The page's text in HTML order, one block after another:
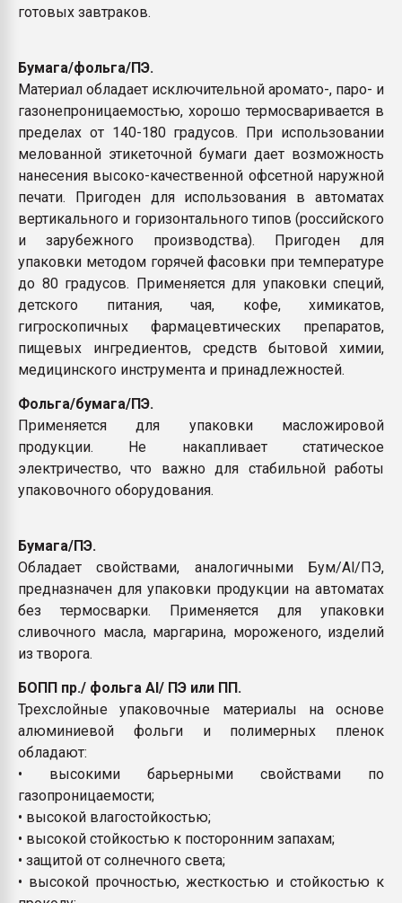
готовых завтраков.
Бумага/фольга/ПЭ.
Материал обладает исключительной аромато-, паро- и
газонепроницаемостью, хорошо термосваривается в
пределах от 140-180 градусов. При использовании
мелованной этикеточной бумаги дает возможность
нанесения высоко-качественной офсетной наружной
печати. Пригоден для использования в автоматах
вертикального и горизонтального типов (российского
и зарубежного производства). Пригоден для
упаковки методом горячей фасовки при температуре
до 80 градусов. Применяется для упаковки специй,
детского питания, чая, кофе, химикатов,
гигроскопичных фармацевтических препаратов,
пищевых ингредиентов, средств бытовой химии,
медицинского инструмента и принадлежностей.
Фольга/бумага/ПЭ.
Применяется для упаковки масложировой
продукции. Не накапливает статическое
электричество, что важно для стабильной работы
упаковочного оборудования.
Бумага/ПЭ.
Обладает свойствами, аналогичными Бум/Al/ПЭ,
предназначен для упаковки продукции на автоматах
без термосварки. Применяется для упаковки
сливочного масла, маргарина, мороженого, изделий
из творога.
БОПП пр./ фольга Al/ ПЭ или ПП.
Трехслойные упаковочные материалы на основе
алюминиевой фольги и полимерных пленок
обладают:
• высокими барьерными свойствами по
газопроницаемости;
• высокой влагостойкостью;
• высокой стойкостью к посторонним запахам;
• защитой от солнечного света;
• высокой прочностью, жесткостью и стойкостью к